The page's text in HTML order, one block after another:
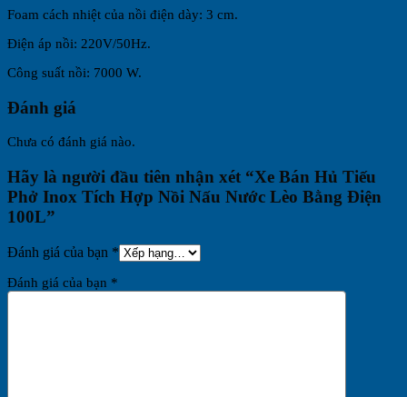
Foam cách nhiệt của nồi điện dày: 3 cm.
Điện áp nồi: 220V/50Hz.
Công suất nồi: 7000 W.
Đánh giá
Chưa có đánh giá nào.
Hãy là người đầu tiên nhận xét “Xe Bán Hủ Tiếu
Phở Inox Tích Hợp Nồi Nấu Nước Lèo Bằng Điện
100L”
Đánh giá của bạn *
Đánh giá của bạn *